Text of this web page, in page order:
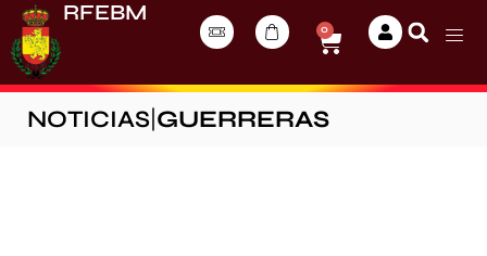
RFEBM
0
NOTICIAS GUERRERAS